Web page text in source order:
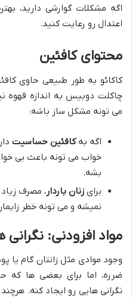
اگه مشکلات گوارشی دارید،
اعتدال رو رعایت کنید.
محتوای کافئین
کاکائو به طور طبیعی حاوی
چاکلت دوبیس به اندازه قهوه
می تونه مشکل ساز باشه:
اگه بهکافئین حساسیت
خواب می تونه باعث بی
بشه.
برای زنان باردار، مصرف
نمیشه و می تونه خطر
مواد افزودنی: نگرانی
وجود موادی مثل زانتان گام یا
ضرره، اما برای بعضی ها
نگرانی هایی رو ایجاد کنه.